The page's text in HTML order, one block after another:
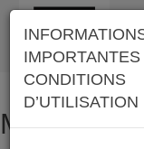
Skip
content
Mois :
IMPORTANTES
CONDITIONS
D’UTILISATION